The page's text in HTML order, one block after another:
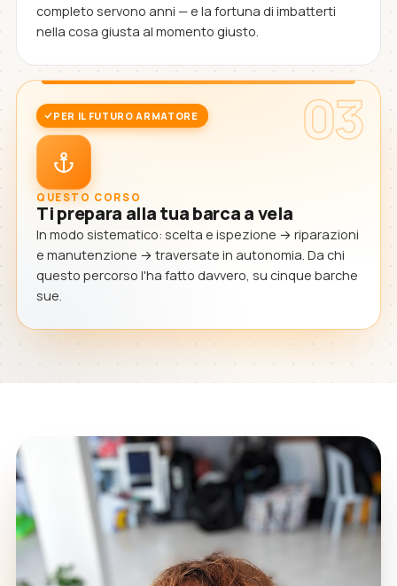
completo servono anni — e la fortuna di imbatterti
nella cosa giusta al momento giusto.
03
PER IL FUTURO ARMATORE
QUESTO CORSO
Ti prepara alla tua barca a vela
In modo sistematico: scelta e ispezione → riparazioni
e manutenzione → traversate in autonomia. Da chi
questo percorso l'ha fatto davvero, su cinque barche
sue.